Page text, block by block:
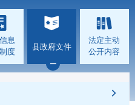
息
度
县政府文件
法定主动
公开内容